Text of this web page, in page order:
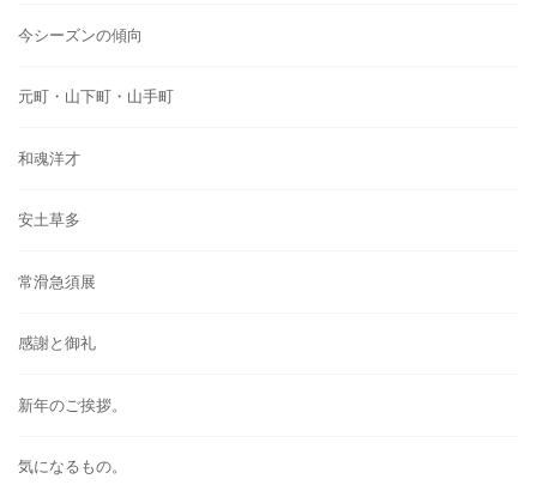
今シーズンの傾向
元町・山下町・山手町
和魂洋才
安土草多
常滑急須展
感謝と御礼
新年のご挨拶。
気になるもの。